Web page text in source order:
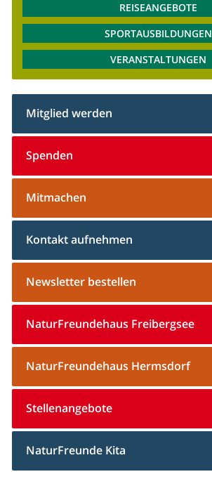
REISEANGEBOTE
SPORTAUSBILDUNGEN
VERANSTALTUNGEN
Mitglied werden
Spenden
Mitmachen
Kontakt aufnehmen
Newsletter bestellen
NaturFreundehaus Freibergsee
NaturFreundehaus Hermsdorf
Stellenangebote
NaturFreunde Kita